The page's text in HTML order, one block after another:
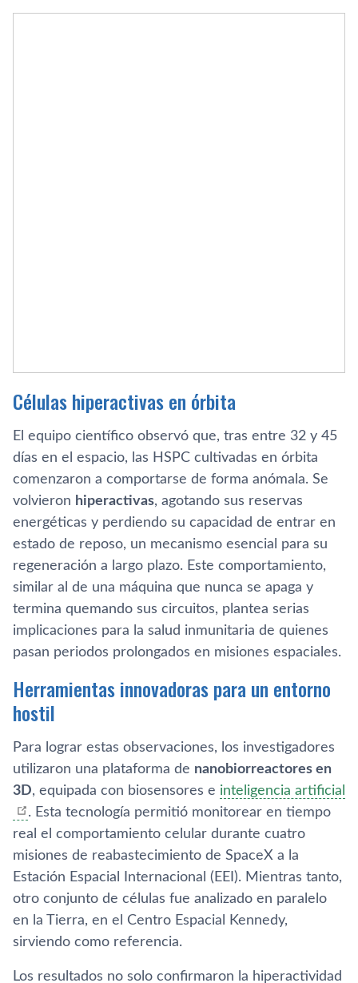
Células hiperactivas en órbita
El equipo científico observó que, tras entre 32 y 45
días en el espacio, las HSPC cultivadas en órbita
comenzaron a comportarse de forma anómala. Se
volvieron hiperactivas, agotando sus reservas
energéticas y perdiendo su capacidad de entrar en
estado de reposo, un mecanismo esencial para su
regeneración a largo plazo. Este comportamiento,
similar al de una máquina que nunca se apaga y
termina quemando sus circuitos, plantea serias
implicaciones para la salud inmunitaria de quienes
pasan periodos prolongados en misiones espaciales.
Herramientas innovadoras para un entorno
hostil
Para lograr estas observaciones, los investigadores
utilizaron una plataforma de nanobiorreactores en
3D, equipada con biosensores e inteligencia artificial
. Esta tecnología permitió monitorear en tiempo
real el comportamiento celular durante cuatro
misiones de reabastecimiento de SpaceX a la
Estación Espacial Internacional (EEI). Mientras tanto,
otro conjunto de células fue analizado en paralelo
en la Tierra, en el Centro Espacial Kennedy,
sirviendo como referencia.
Los resultados no solo confirmaron la hiperactividad